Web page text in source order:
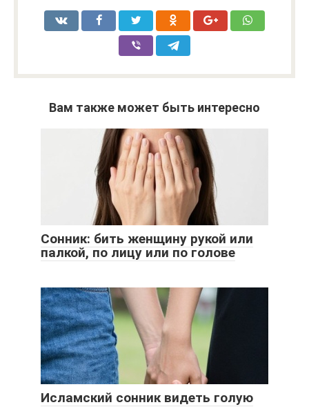
Вам также может быть интересно
Сонник: бить женщину рукой или
палкой, по лицу или по голове
Исламский сонник видеть голую